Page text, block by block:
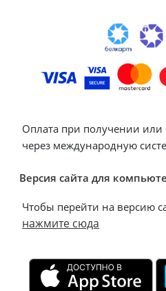
Оплата при получении или
через международную
Версия сайта для
Чтобы перейти на версию
нажмите сюда